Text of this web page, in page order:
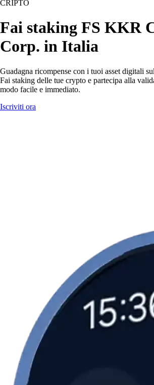
CRIPTO
Fai staking FS KKR
Corp. in Italia
Guadagna ricompense con i tuoi asset digitali
Fai staking delle tue crypto e partecipa alla
modo facile e immediato.
Iscriviti ora